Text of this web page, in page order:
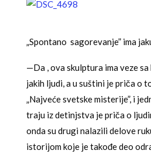
„Spontano sagorevanje” ima
—Da , ova skulptura ima veze
jakih ljudi, a u suštini je priča o
„Najveće svetske misterije”, i
traju iz detinjstva je priča o
onda su drugi nalazili delove
istorijom koje je takođe deo